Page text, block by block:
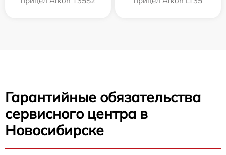
Гарантийные обязательства
сервисного центра в
Новосибирске